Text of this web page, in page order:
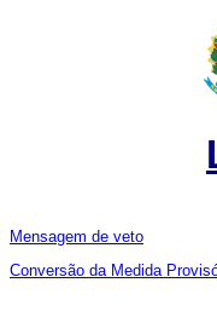
Mensagem de veto
Conversão da Medida